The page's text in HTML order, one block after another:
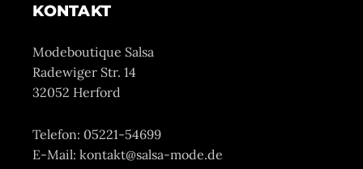
KONTAKT
Modeboutique Salsa
Radewiger Str. 14
32052 Herford
Telefon: 05221-54699
E-Mail: kontakt@salsa-mode.de